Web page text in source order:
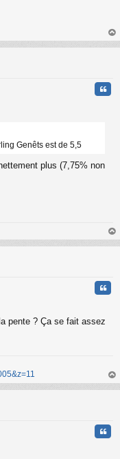
au
Genêts est de 5,5
plus (7,75% non
au
pente ? Ça se fait assez
au